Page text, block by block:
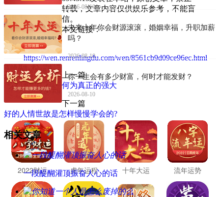
2026-08-10
未来十年你会财源滚滚，婚姻幸福，升职加薪
吗？
2026-08-10
你一生会有多少财富，何时才能发财？
2026-08-10
2022财运 虎年运程 十年大运 流年运势
转载，文章内容仅供娱乐参考，不能盲
信。
本文链接：
https://wen.renrenlingdu.com/wen/8561cb9d09ce96ec.html
上一篇
何为真正的强大
下一篇
好的人情世故是怎样慢慢学会的?
相关文章
一段醍醐灌顶振奋人心的话